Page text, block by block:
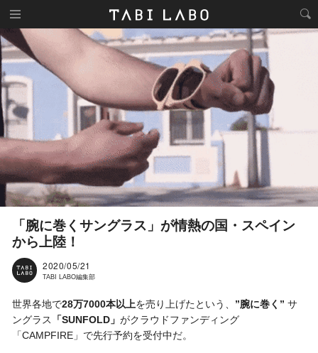
「腕に巻くサングラス」が情熱の国・スペイン
から上陸！
2020/05/21
TABI LABO編集部
世界各地で28万7000本以上を売り上げたという、 ”腕に巻く” サ
ングラス
「SUNFOLD」 がクラウドファンディング
「CAMPFIRE」で先行予約を受付中だ。